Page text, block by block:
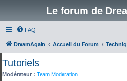
Le forum de
FAQ
DreamAgain Accueil du Forum
Tutoriels
Modérateur : Team Modération